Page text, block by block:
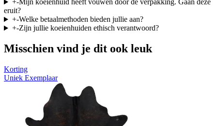
+-Mijn koeienhuid heeft vouwen door de verpakking. Gaan deze
eruit?
+-Welke betaalmethoden bieden jullie aan?
+-Zijn jullie koeienhuiden ethisch verantwoord?
Misschien vind je dit ook leuk
Korting
Uniek Exemplaar